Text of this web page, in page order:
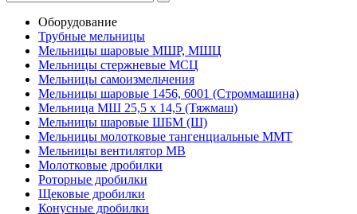
Оборудование
Трубные мельницы
Мельницы шаровые МШР, МШЦ
Мельницы стержневые МСЦ
Мельницы самоизмельчения
Мельницы шаровые 1456, 6001 (Строммашина)
Мельница МШ 25,5 х 14,5 (Тяжмаш)
Мельницы шаровые ШБМ (Ш)
Мельницы молотковые тангенциальные ММТ
Мельницы вентилятор МВ
Молотковые дробилки
Роторные дробилки
Щековые дробилки
Конусные дробилки